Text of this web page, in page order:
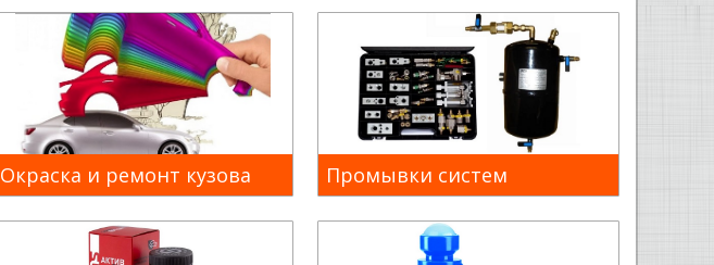
Окраска и ремонт кузова Промывки систем